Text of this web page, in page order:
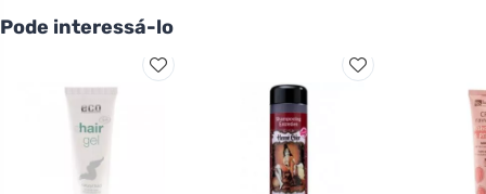
Pode interessá-lo